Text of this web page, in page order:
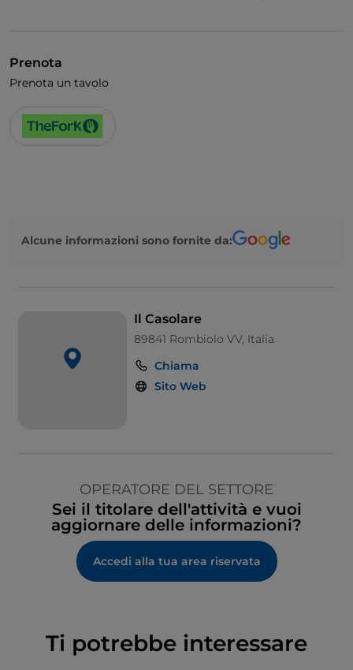
Prenota
Prenota un tavolo
Alcune informazioni sono fornite da:
Il Casolare
89841 Rombiolo VV, Italia
Chiama
Sito Web
OPERATORE DEL SETTORE
Sei il titolare dell'attività e vuoi
aggiornare delle informazioni?
Accedi alla tua area riservata
Ti potrebbe interessare